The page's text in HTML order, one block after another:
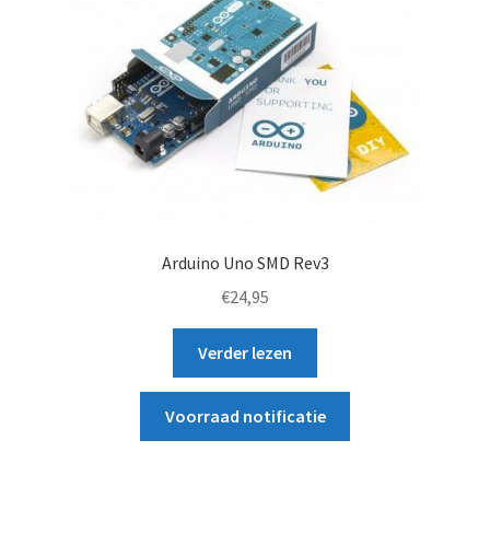
Arduino Uno SMD Rev3
€24,95
Verder lezen
Voorraad notificatie